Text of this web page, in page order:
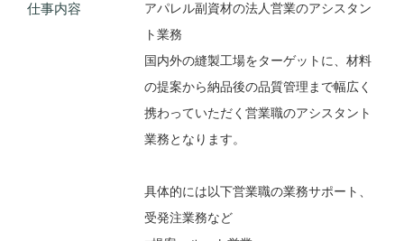
仕事内容
アパレル副資材の法人営業のアシスタン
ト業務
国内外の縫製工場をターゲットに、材料
の提案から納品後の品質管理まで幅広く
携わっていただく営業職のアシスタント
業務となります。
具体的には以下営業職の業務サポート、
受発注業務など